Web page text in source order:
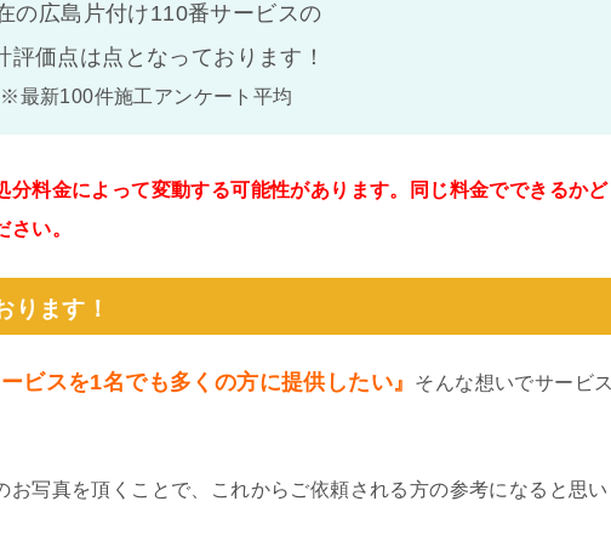
の広島片付け110番サービスの
評価点は点となっております！
※最新100件施工アンケート平均
料金によって変動する可能性があります。同じ料金でできるかど
い。
ります！
ービスを1名でも多くの方に提供したい』
そんな想いでサービス
お写真を頂くことで、これからご依頼される方の参考になると思い